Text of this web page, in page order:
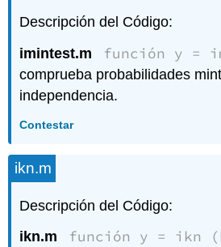
Descripción del Código:
imintest.m
función y =
comprueba probabilidades
independencia.
Contestar
ikn.m
Descripción del Código:
ikn.m
función y = ikn